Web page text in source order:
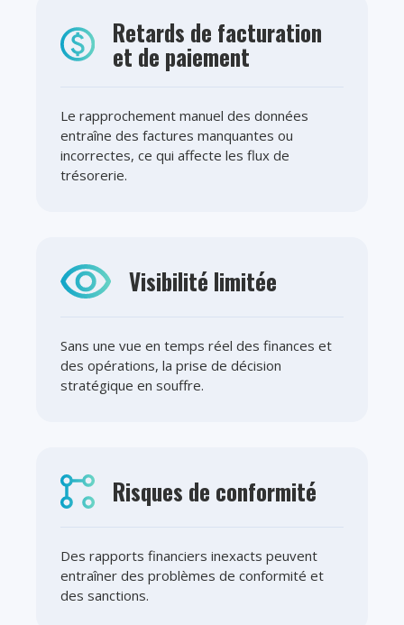
Retards de facturation
et de paiement
Le rapprochement manuel des données
entraîne des factures manquantes ou
incorrectes, ce qui affecte les flux de
trésorerie.
Visibilité limitée
Sans une vue en temps réel des finances et
des opérations, la prise de décision
stratégique en souffre.
Risques de conformité
Des rapports financiers inexacts peuvent
entraîner des problèmes de conformité et
des sanctions.